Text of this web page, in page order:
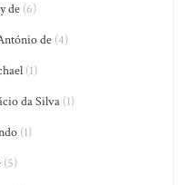
de (6)
de (4)
(1)
da Silva(1)
(1)
(5)